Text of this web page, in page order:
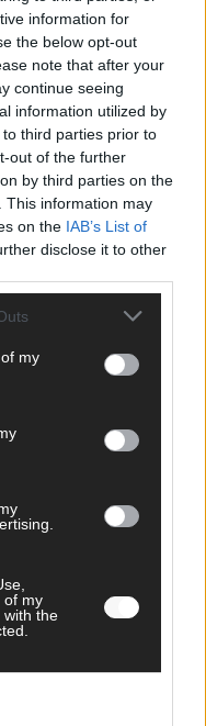
information for
the below opt-out
note that after your
continue seeing
information utilized by
third parties prior to
out of the further
by third parties on the
This information may
on the IAB’s List of
disclose it to other
my
of my
with the
veröffentlicht. Es
.
Kommentare via E-
via E-Mail.